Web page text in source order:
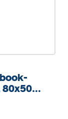
80x50